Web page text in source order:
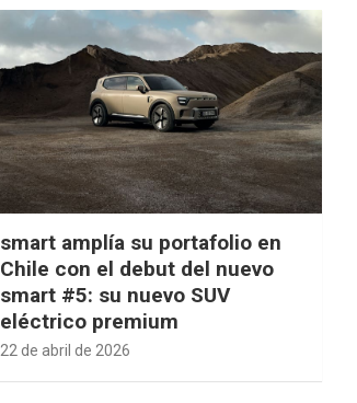
smart amplía su portafolio en
Chile con el debut del nuevo
smart #5: su nuevo SUV
eléctrico premium
22 de abril de 2026